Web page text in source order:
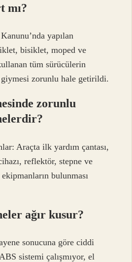
mı?
yapılan
bisiklet, moped ve
tüm sürücülerin
zorunlu hale getirildi.
zorunlu
Araçta ilk yardım çantası,
reflektör, stepne ve
bulunması
ağır kusur?
sonucuna göre ciddi
sistemi çalışmıyor, el